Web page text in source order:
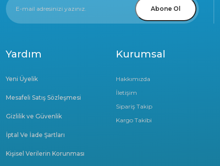
Abone Ol
Kurumsal
Hakkımızda
İletişim
Sipariş Takip
Kargo Takibi
Yardım
Yeni Üyelik
Mesafeli Satış Sözleşmesi
Gizlilik ve Güvenlik
İptal Ve İade Şartları
Kişisel Verilerin Korunması